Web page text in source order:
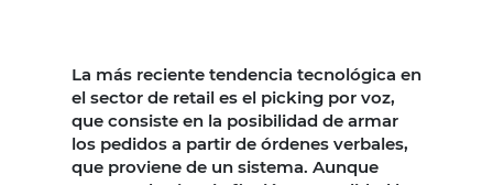
La más reciente tendencia tecnológica en
el sector de retail es el picking por voz,
que consiste en la posibilidad de armar
los pedidos a partir de órdenes verbales,
que proviene de un sistema. Aunque